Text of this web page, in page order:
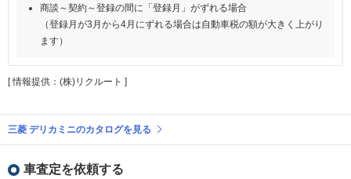
商談～契約～登録の間に「登録月」がずれる場合
（登録月が3月から4月にずれる場合は自動車税の額が大きく上がり
ます）
[ 情報提供：(株)リクルート ]
三菱 デリカミニのカタログを見る
車査定を依頼する